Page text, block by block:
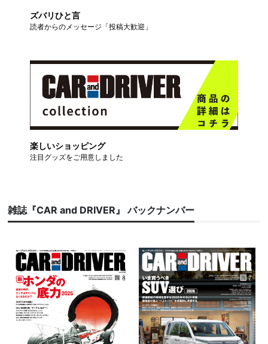
ズバリひと言
読者からのメッセージ「投稿大歓迎」
楽しいショッピング
注目グッズをご用意しました
雑誌『CAR and DRIVER』 バックナンバー